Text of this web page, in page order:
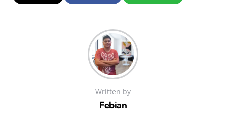
Written by
Febian